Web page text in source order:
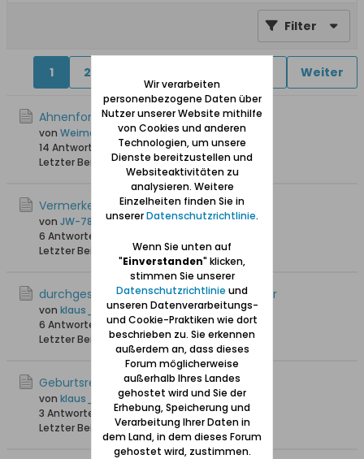
Filter
1 2 Weiter
Ahnenforschung und KI
von Weimaraner
14 Antworten
417 Hits0 Likes
Letzter Beitrag29.03.2026, 16:44
Vermerken auf HOK DÄ-FL u.a.
von JW-78
6 Antworten
Letzter Beitrag
17.11.2025, 21:28
durchgestrichene Heimatortskarteiblätter
von klaus_skibowski
6 Antworten
2.780 Hits0 Likes
Letzter Beitrag11.08.2025, 19:49
Geburtsregister ab 1920
von klaus_skibowski
3 Antworten
1.710 Hits0 Likes
Letzter Beitrag
27.07.2025, 16:27
Wir verarbeiten
personenbezogene Daten über
Nutzer unserer Website mithilfe
von Cookies und anderen
Technologien, um unsere
Dienste bereitzustellen und
Websiteaktivitäten zu
analysieren. Weitere
Einzelheiten finden Sie in
unsererDatenschutzrichtlinie.
Wenn Sie unten auf
"Einverstanden" klicken,
stimmen Sie unserer
Datenschutzrichtlinie und
unseren Datenverarbeitungs-
und Cookie-Praktiken wie dort
beschrieben zu. Sie erkennen
außerdem an, dass dieses
Forum möglicherweise
außerhalb Ihres Landes
gehostet wird und Sie der
Erhebung, Speicherung und
Verarbeitung Ihrer Daten in
dem Land, in dem dieses Forum
gehostet wird, zustimmen.